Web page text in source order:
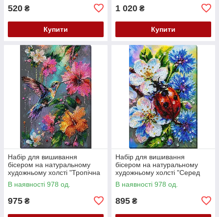
520 ₴
Купити
1 020 ₴
Купити
Набір для вишивання
бісером на натуральному
художньому холсті "Тропічна
гостя" Абрис Арт AB-987
В наявності 978 од.
975 ₴
Набір для вишивання
бісером на натуральному
художньому холсті "Серед
волошок" Абрис Арт AB-984
В наявності 978 од.
895 ₴